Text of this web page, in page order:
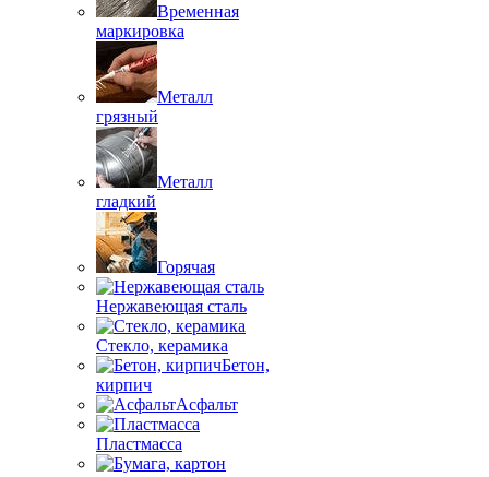
Временная
маркировка
Металл
грязный
Металл
гладкий
Горячая
Нержавеющая сталь
Стекло, керамика
Бетон,
кирпич
Асфальт
Пластмасса